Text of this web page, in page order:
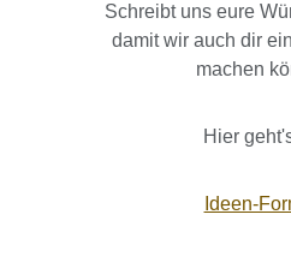
Schreibt uns eure
damit wir auch dir
machen
Hier
Ideen-